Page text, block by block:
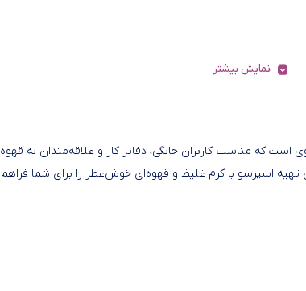
نمایش بیشتر
است که مناسب کاربران خانگی، دفاتر کار و علاقه‌مندان به قهوه
تهیه اسپرسو با کرم غلیظ و قهوه‌ای خوش‌عطر را برای شما فراهم